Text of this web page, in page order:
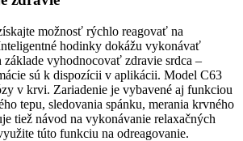
možnosť rýchlo reagovať na
hodinky dokážu vykonávať
vyhodnocovať zdravie srdca –
sú k dispozícii v aplikácii. Model C63
v krvi. Zariadenie je vybavené aj funkciou
tepu, sledovania spánku, merania krvného
tiež návod na vykonávanie relaxačných
túto funkciu na odreagovanie.